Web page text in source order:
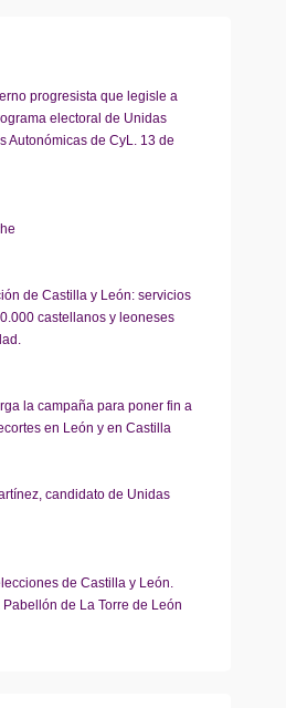
progresista que legisle a
electoral de Unidas
Autonómicas de CyL. 13 de
de Castilla y León: servicios
castellanos y leoneses
la campaña para poner fin a
en León y en Castilla
candidato de Unidas
de Castilla y León.
de La Torre de León